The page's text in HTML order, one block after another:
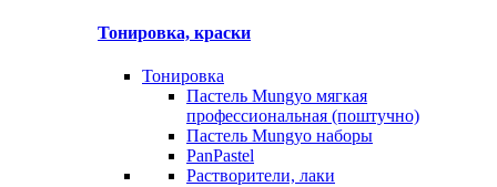
Тонировка, краски
Тонировка
Пастель Mungyo мягкая
профессиональная (поштучно)
Пастель Mungyo наборы
PanPastel
Растворители, лаки